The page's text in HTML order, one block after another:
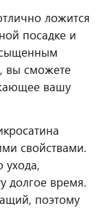
ложится
посадке и
вы сможете
вашу
свойствами.
ухода,
долгое время.
поэтому